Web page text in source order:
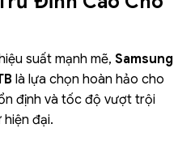
suất mạnh mẽ, Samsung
là lựa chọn hoàn hảo cho
định và tốc độ vượt trội
đại.